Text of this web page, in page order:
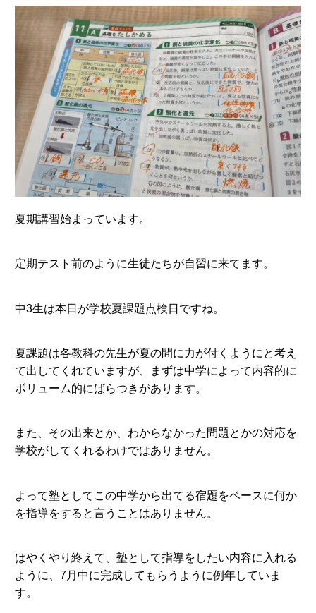
夏期講習始まっています。
定期テスト前のように生徒たちが自習に来てます。
中3生は本日が学校夏課題点検日ですね。
夏課題は各教科の先生が夏の間に力が付くようにと考え
て出してくれていますが、まずは中学によって内容的に
ボリューム的にばらつきがあります。
また、その出来とか、わからなかった問題とかの対応を
学校がしてくれるわけではありません。
よって塾としてこの中学から出てる宿題をベースに何か
を指導をすると言うことはありません。
はやくやり終えて、塾として指導をしたい内容に入れる
ように、7月中に完成してもらうように例年していま
す。